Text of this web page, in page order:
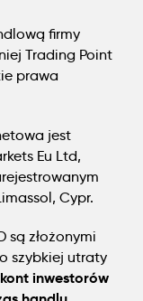
firmy
Trading Point
prawa
jest
Eu Ltd,
Cypr.
są złożonymi
szybkiej utraty
kont inwestorów